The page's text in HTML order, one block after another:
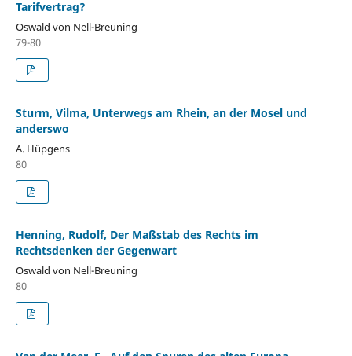
Tarifvertrag?
Oswald von Nell-Breuning
79-80
Sturm, Vilma, Unterwegs am Rhein, an der Mosel und
anderswo
A. Hüpgens
80
Henning, Rudolf, Der Maßstab des Rechts im
Rechtsdenken der Gegenwart
Oswald von Nell-Breuning
80